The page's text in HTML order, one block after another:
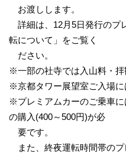
お渡しします。
詳細は、12月5日発行のプ
転について」をご覧く
ださい。
※一部の社寺では入山料・拝
※京都タワー展望室ご入場に
※プレミアムカーのご乗車
の購入(400～500円)が必
要です。
また、終夜運転時間帯のプ